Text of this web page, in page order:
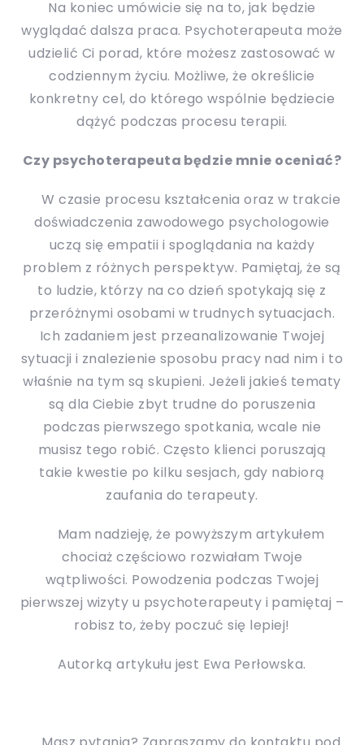
Na koniec umówicie się na to, jak będzie
wyglądać dalsza praca. Psychoterapeuta może
udzielić Ci porad, które możesz zastosować w
codziennym życiu. Możliwe, że określicie
konkretny cel, do którego wspólnie będziecie
dążyć podczas procesu terapii.
Czy psychoterapeuta będzie mnie oceniać?
W czasie procesu kształcenia oraz w trakcie
doświadczenia zawodowego psychologowie
uczą się empatii i spoglądania na każdy
problem z różnych perspektyw. Pamiętaj, że są
to ludzie, którzy na co dzień spotykają się z
przeróżnymi osobami w trudnych sytuacjach.
Ich zadaniem jest przeanalizowanie Twojej
sytuacji i znalezienie sposobu pracy nad nim i to
właśnie na tym są skupieni. Jeżeli jakieś tematy
są dla Ciebie zbyt trudne do poruszenia
podczas pierwszego spotkania, wcale nie
musisz tego robić. Często klienci poruszają
takie kwestie po kilku sesjach, gdy nabiorą
zaufania do terapeuty.
Mam nadzieję, że powyższym artykułem
chociaż częściowo rozwiałam Twoje
wątpliwości. Powodzenia podczas Twojej
pierwszej wizyty u psychoterapeuty i pamiętaj –
robisz to, żeby poczuć się lepiej!
Autorką artykułu jest Ewa Perłowska.